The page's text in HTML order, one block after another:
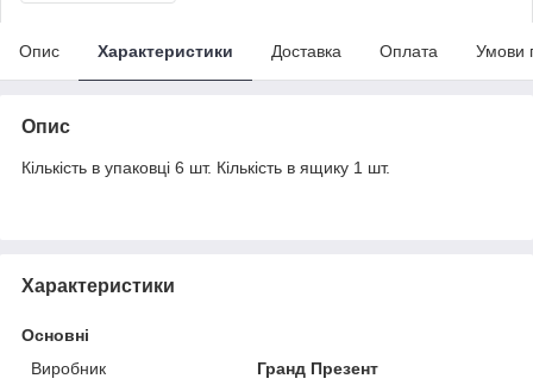
Опис Характеристики Доставка Оплата Умови
Опис
Кількість в упаковці 6 шт. Кількість в ящику 1 шт.
Характеристики
Основні
Виробник
Гранд Презент